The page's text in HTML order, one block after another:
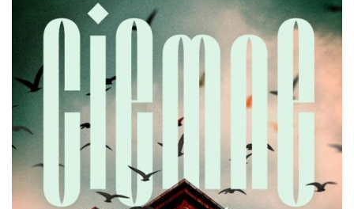
PATRONATY
RECENZJE
DO CZYTANIA
NA EKRANIE
KONTAKT